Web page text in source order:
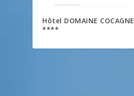
Hôtel DOMAINE COCAGNE
****